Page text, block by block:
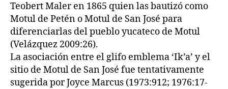
Teobert Maler en 1865 quien las bautizó como
Motul de Petén o Motul de San José para
diferenciarlas del pueblo yucateco de Motul
(Velázquez 2009:26).
La asociación entre el glifo emblema ‘Ik’a’ y el
sitio de Motul de San José fue tentativamente
sugerida por Joyce Marcus (1973:912; 1976:17-